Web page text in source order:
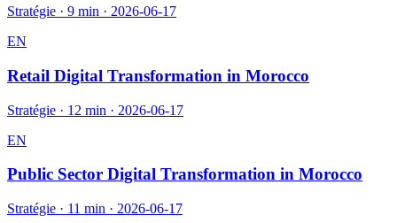
Stratégie · 9 min · 2026-06-17
EN
Retail Digital Transformation in Morocco
Stratégie · 12 min · 2026-06-17
EN
Public Sector Digital Transformation in Morocco
Stratégie · 11 min · 2026-06-17